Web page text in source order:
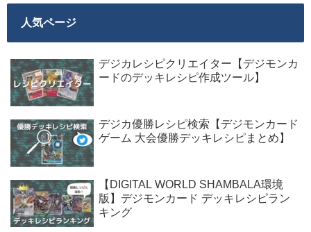
人気ページ
デジカレシピクリエイター【デジモンカ
ードのデッキレシピ作成ツール】
デジカ優勝レシピ検索【デジモンカード
ゲーム 大会優勝デッキレシピまとめ】
【DIGITAL WORLD SHAMBALA環境
版】デジモンカード デッキレシピラン
キング